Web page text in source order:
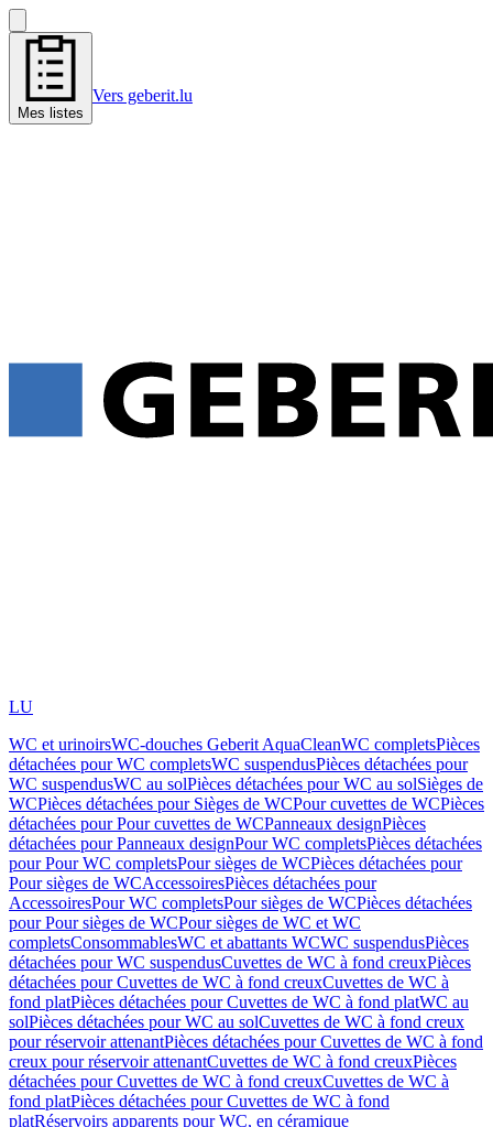
Mes listes
Vers geberit.lu
LU
WC et urinoirsWC-douches Geberit AquaCleanWC completsPièces
détachées pour WC completsWC suspendusPièces détachées pour
WC suspendusWC au solPièces détachées pour WC au solSièges de
WCPièces détachées pour Sièges de WCPour cuvettes de WCPièces
détachées pour Pour cuvettes de WCPanneaux designPièces
détachées pour Panneaux designPour WC completsPièces détachées
pour Pour WC completsPour sièges de WCPièces détachées pour
Pour sièges de WCAccessoiresPièces détachées pour
AccessoiresPour WC completsPour sièges de WCPièces détachées
pour Pour sièges de WCPour sièges de WC et WC
completsConsommablesWC et abattants WCWC suspendusPièces
détachées pour WC suspendusCuvettes de WC à fond creuxPièces
détachées pour Cuvettes de WC à fond creuxCuvettes de WC à
fond platPièces détachées pour Cuvettes de WC à fond platWC au
solPièces détachées pour WC au solCuvettes de WC à fond creux
pour réservoir attenantPièces détachées pour Cuvettes de WC à fond
creux pour réservoir attenantCuvettes de WC à fond creuxPièces
détachées pour Cuvettes de WC à fond creuxCuvettes de WC à
fond platPièces détachées pour Cuvettes de WC à fond
platRéservoirs apparents pour WC, en céramique